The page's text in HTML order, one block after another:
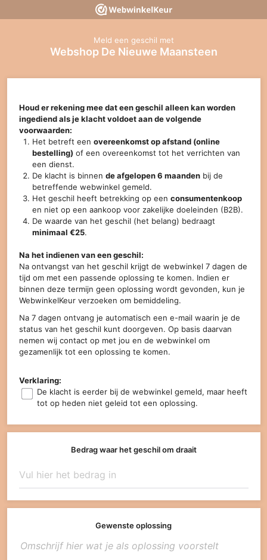
Meld een geschil met
Webshop De Nieuwe Maansteen
Houd er rekening mee dat een geschil alleen kan worden
ingediend als je klacht voldoet aan de volgende
voorwaarden:
Het betreft eenovereenkomst op afstand (online
bestelling) of een overeenkomst tot het verrichten van
een dienst.
De klacht is binnende afgelopen 6 maanden bij de
betreffende webwinkel gemeld.
Het geschil heeft betrekking op eenconsumentenkoop
en niet op een aankoop voor zakelijke doeleinden (B2B).
De waarde van het geschil (het belang) bedraagt
minimaal €25.
Na het indienen van een geschil:
Na ontvangst van het geschil krijgt de webwinkel 7 dagen de
tijd om met een passende oplossing te komen. Indien er
binnen deze termijn geen oplossing wordt gevonden, kun je
WebwinkelKeur verzoeken om bemiddeling.
Na 7 dagen ontvang je automatisch een e-mail waarin je de
status van het geschil kunt doorgeven. Op basis daarvan
nemen wij contact op met jou en de webwinkel om
gezamenlijk tot een oplossing te komen.
Verklaring:
De klacht is eerder bij de webwinkel gemeld, maar heeft
tot op heden niet geleid tot een oplossing.
Bedrag waar het geschil om draait
Gewenste oplossing